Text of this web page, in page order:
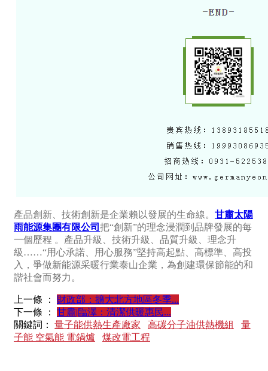
產品創新、技術創新是企業賴以發展的生命線。 甘肅太陽
雨能源集團有限公司 把“創新”的理念浸潤到品牌發展的每
一個歷程 。產品升級、技術升級、品質升級、理念升
級……“用心承諾、用心服務”堅持高起點、高標準、高投
入，爭做新能源采暖行業泰山企業，為創建環保節能的和
諧社會而努力。
上一條 ：
財政部：擴大北方地區冬季...
下一條 ：
甘肅|臨澤：清潔供暖惠民...
關鍵詞： 量子能供熱生產廠家 高碳分子油供熱機組
量
子能 空氣能 電鍋爐
煤改電工程